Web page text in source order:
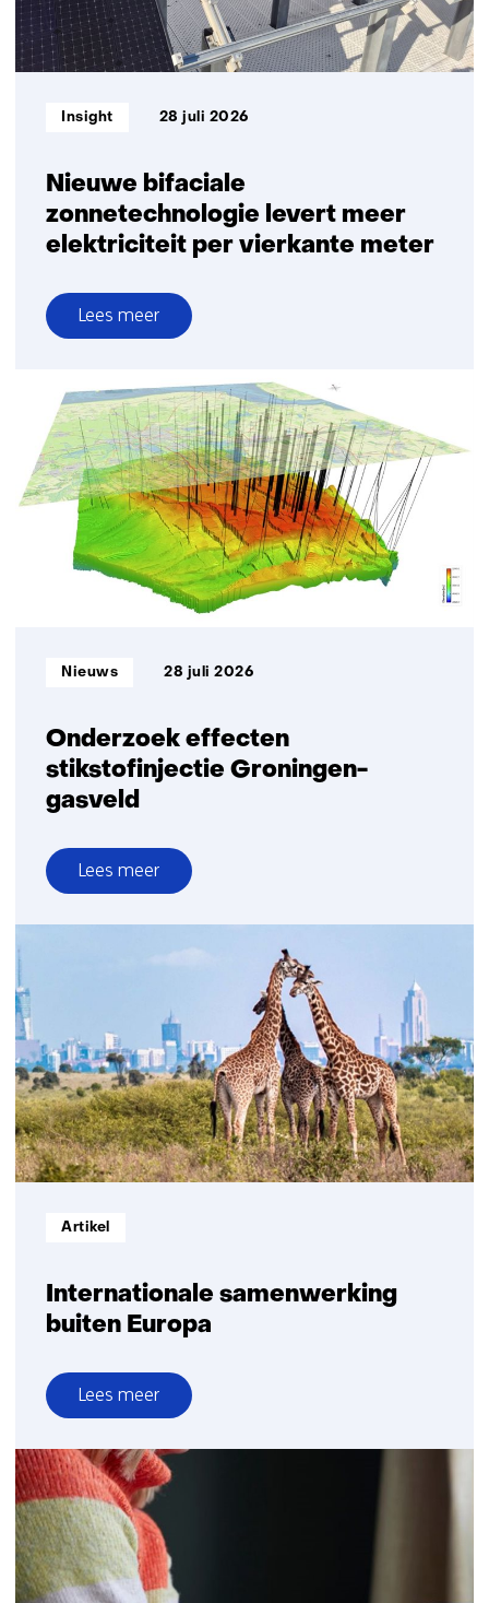
Nieuwe bifaciale
zonnetechnologie levert meer
elektriciteit per vierkante meter
Informatietype:
Insight 28 juli 2026
Lees meer
over
bifaciale
zonnetechnologie
levert
meer
elektriciteit
per
vierkante
meter
Onderzoek effecten
stikstofinjectie Groningen-
gasveld
Informatietype:
Nieuws 28 juli 2026
Lees meer
over
Onderzoek
gasveld
Internationale samenwerking
buiten Europa
Informatietype:
Artikel
Lees meer
over
Internationale
samenwerking
buiten
Europa